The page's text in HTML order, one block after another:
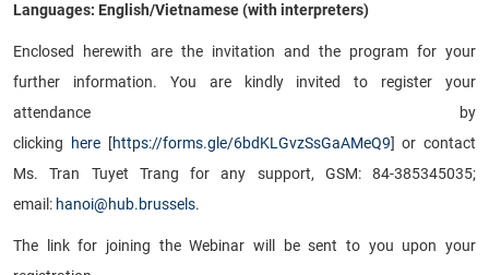
Languages: English/Vietnamese (with interpreters)
Enclosed herewith are the invitation and the program for your
further information. You are kindly invited to register your
attendance by
clicking
here[https://forms.gle/6bdKLGvzSsGaAMeQ9] or contact
Ms. Tran Tuyet Trang for any support, GSM: 84-385345035;
email: hanoi@hub.brussels.
The link for joining the Webinar will be sent to you upon your